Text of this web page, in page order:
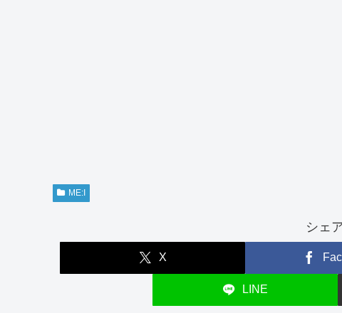
ME:I
シェ
X
LINE